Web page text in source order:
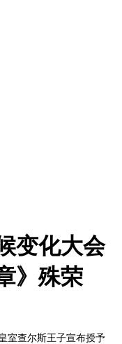
变化大会
》殊荣
室查尔斯王子宣布授予